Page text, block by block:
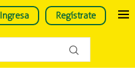
Ingresa Regístrate